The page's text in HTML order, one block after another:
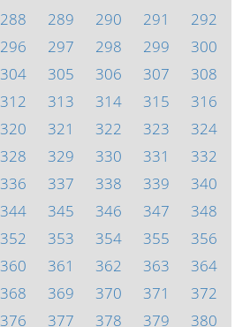
288 289 290 291
292
296 297 298 299
300
304 305 306 307
308
312 313 314 315
316
320 321 322 323
324
328 329 330 331
332
336 337 338 339
340
344 345 346 347
348
352 353 354 355
356
360 361 362 363
364
368 369 370 371
372
376 377 378 379 380